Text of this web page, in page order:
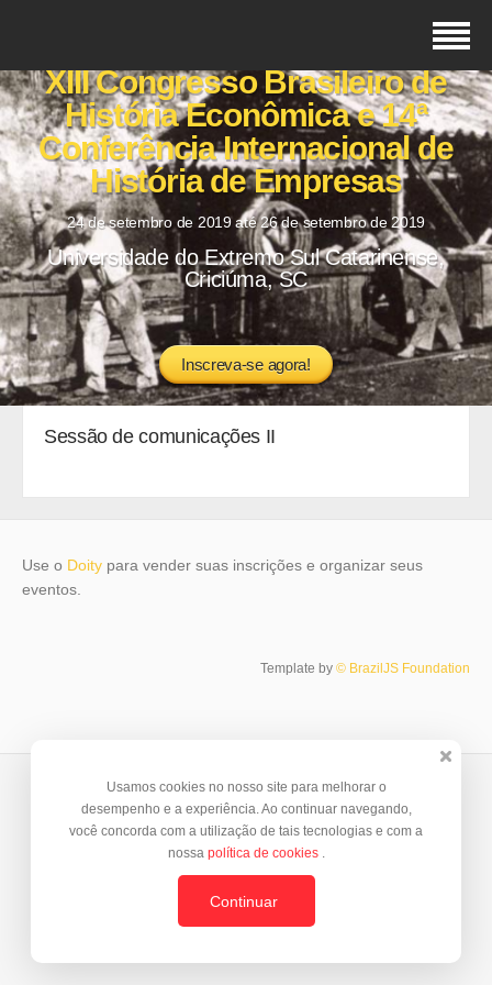
XIII Congresso Brasileiro de
História Econômica e 14ª
Conferência Internacional de
História de Empresas
24 de setembro de 2019 até 26 de setembro de 2019
Universidade do Extremo Sul Catarinense,
Criciúma, SC
Inscreva-se agora!
Sessão de comunicações II
Use o Doity para vender suas inscrições e organizar seus
eventos.
Template by © BrazilJS Foundation
Usamos cookies no nosso site para melhorar o
desempenho e a experiência. Ao continuar navegando,
você concorda com a utilização de tais tecnologias e com a
nossa política de cookies .
Continuar